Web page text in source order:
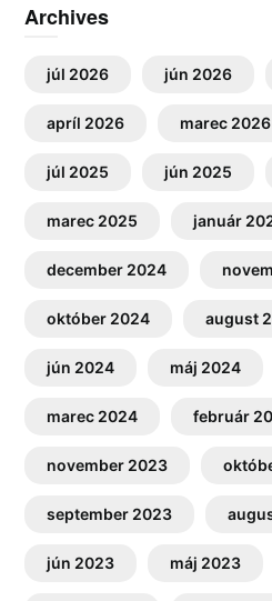
Archives
júl 2026 jún 2026
apríl 2026 marec 2026
júl 2025 jún 2025
marec 2025 január
december 2024
október 2024 august
jún 2024 máj 2024
marec 2024 február
november 2023
september 2023
jún 2023 máj 2023